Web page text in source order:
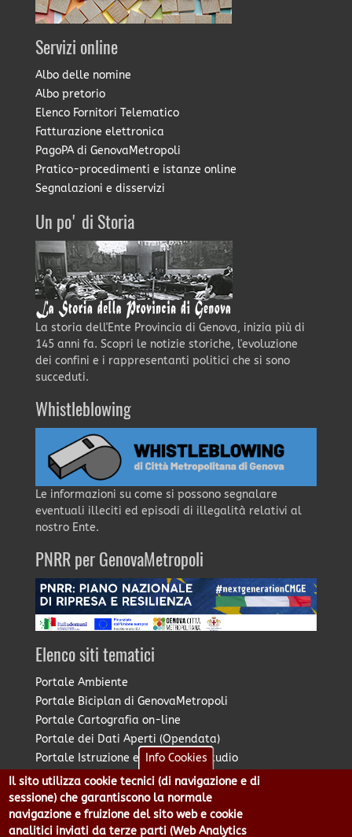
Servizi online
Albo delle nomine
Albo pretorio
Elenco Fornitori Telematico
Fatturazione elettronica
PagoPA di GenovaMetropoli
Pratico-procedimenti e istanze online
Segnalazioni e disservizi
Un po' di Storia
La storia dell'Ente Provincia di Genova, inizia più di
145 anni fa. Scopri le notizie storiche, l'evoluzione
dei confini e i rappresentanti politici che si sono
succeduti.
Whistleblowing
Le informazioni su come si possono segnalare
eventuali illeciti ed episodi di illegalità relativi al
nostro Ente.
PNRR per GenovaMetropoli
Elenco siti tematici
Portale Ambiente
Portale Biciplan di GenovaMetropoli
Portale Cartografia on-line
Portale dei Dati Aperti (Opendata)
Portale Istruzione e Diritto allo Studio
Portale Marketing Territoriale
Portale Piano Strategico Metropolitano
Portale PUMS di GenovaMetropoli
Portale Stazione Unica Appaltante
Info Cookies
Il sito utilizza cookie tecnici (di navigazione e di
sessione) che garantiscono la normale
navigazione e fruizione del sito web e cookie
analitici inviati da terze parti (Web Analytics